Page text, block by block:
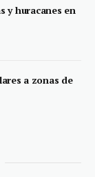
y huracanes en
a zonas de